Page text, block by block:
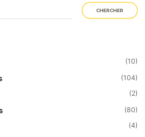
CHERCHER
(10)
(104)
(2)
(80)
(4)